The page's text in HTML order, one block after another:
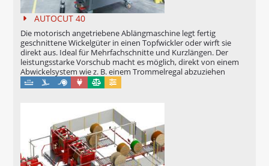
PINOLENAUFWICKLER FÜR RINGE UND
TROMMELN
UMROL 1000 AUF
UMROL 1400 / 1600 / 2200 AUF
PORTROL 1000 / 1400 AUF
PINOLENABWICKLER FÜR TROMMELN
UMROL 1000 / 1400 / 1600 / 2200 ABW
PORTROL 1000 / 1400 ABW
AUTOCUT 40
Die motorisch angetriebene Ablängmaschine legt fertig
geschnittene Wickelgüter in einen Topfwickler oder wirft sie
direkt aus. Ideal für Mehrfachschnitte und Kurzlängen. Der
leistungsstarke Vorschub macht es möglich, direkt von einem
Abwickelsystem wie z. B. einem Trommelregal abzuziehen
Maschinell
Eichung möglich
Konfigurierbar